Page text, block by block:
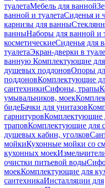
туалетаМебель для ванной
ванной и туалетаСиденья и
карнизы для ванны
ванныНаборы для ванной и
косметическиеСиденья для
туалетаЭкран-дверки в
ванную Комплектующие
душевых поддоновОпоры
поддоновКомплектующие
сантехникиСифоны, трапы
умывальников, моек
бидеБачки для унитазов
гарнитуровКомплектующие
траповКомплектующие для
душевых кабин, уголков
мойкиКухонные мойки со
кухонных моек
очистки питьевой воды
моекКомплектующие для
сантехникаИнсталляции для